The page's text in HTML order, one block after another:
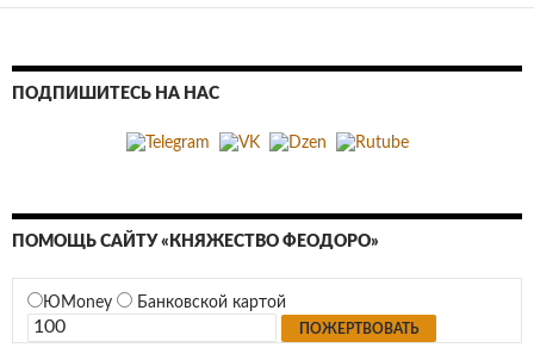
ПОДПИШИТЕСЬ НА НАС
ПОМОЩЬ САЙТУ «КНЯЖЕСТВО ФЕОДОРО»
ЮMoney Банковской картой